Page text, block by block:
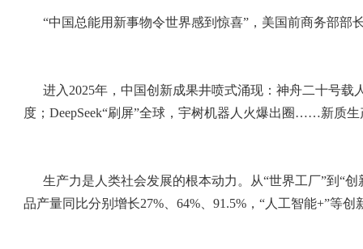
“中国总能用新事物令世界感到惊喜”，美国前商务部部
进入2025年，中国创新成果井喷式涌现：神舟二十号
度；DeepSeek“刷屏”全球，宇树机器人火爆出圈……新质
生产力是人类社会发展的根本动力。从“世界工厂”到“
品产量同比分别增长27%、64%、91.5%，“人工智能+”等